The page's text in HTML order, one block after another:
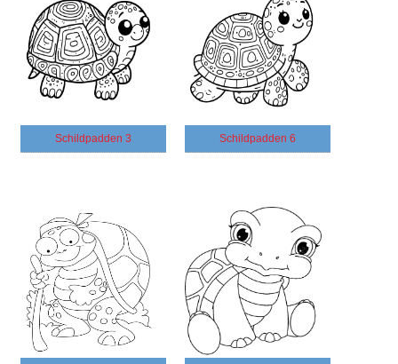
Schildpadden 3 Schildpadden 6